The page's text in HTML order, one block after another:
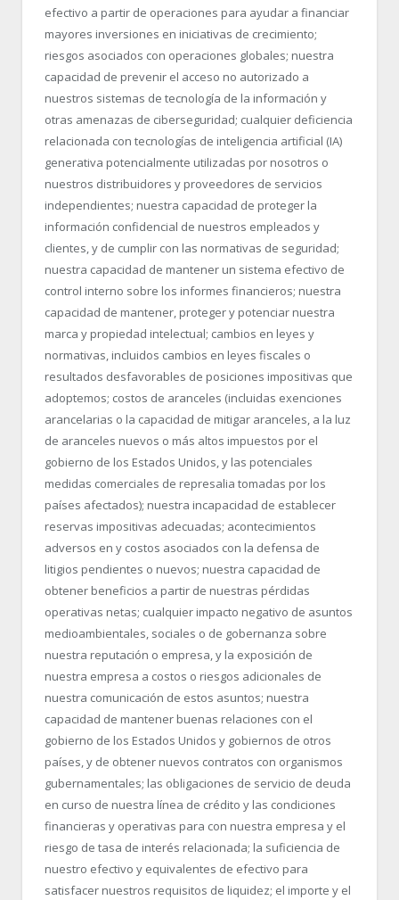
efectivo a partir de operaciones para ayudar a financiar
mayores inversiones en iniciativas de crecimiento;
riesgos asociados con operaciones globales; nuestra
capacidad de prevenir el acceso no autorizado a
nuestros sistemas de tecnología de la información y
otras amenazas de ciberseguridad; cualquier deficiencia
relacionada con tecnologías de inteligencia artificial (IA)
generativa potencialmente utilizadas por nosotros o
nuestros distribuidores y proveedores de servicios
independientes; nuestra capacidad de proteger la
información confidencial de nuestros empleados y
clientes, y de cumplir con las normativas de seguridad;
nuestra capacidad de mantener un sistema efectivo de
control interno sobre los informes financieros; nuestra
capacidad de mantener, proteger y potenciar nuestra
marca y propiedad intelectual; cambios en leyes y
normativas, incluidos cambios en leyes fiscales o
resultados desfavorables de posiciones impositivas que
adoptemos; costos de aranceles (incluidas exenciones
arancelarias o la capacidad de mitigar aranceles, a la luz
de aranceles nuevos o más altos impuestos por el
gobierno de los Estados Unidos, y las potenciales
medidas comerciales de represalia tomadas por los
países afectados); nuestra incapacidad de establecer
reservas impositivas adecuadas; acontecimientos
adversos en y costos asociados con la defensa de
litigios pendientes o nuevos; nuestra capacidad de
obtener beneficios a partir de nuestras pérdidas
operativas netas; cualquier impacto negativo de asuntos
medioambientales, sociales o de gobernanza sobre
nuestra reputación o empresa, y la exposición de
nuestra empresa a costos o riesgos adicionales de
nuestra comunicación de estos asuntos; nuestra
capacidad de mantener buenas relaciones con el
gobierno de los Estados Unidos y gobiernos de otros
países, y de obtener nuevos contratos con organismos
gubernamentales; las obligaciones de servicio de deuda
en curso de nuestra línea de crédito y las condiciones
financieras y operativas para con nuestra empresa y el
riesgo de tasa de interés relacionada; la suficiencia de
nuestro efectivo y equivalentes de efectivo para
satisfacer nuestros requisitos de liquidez; el importe y el